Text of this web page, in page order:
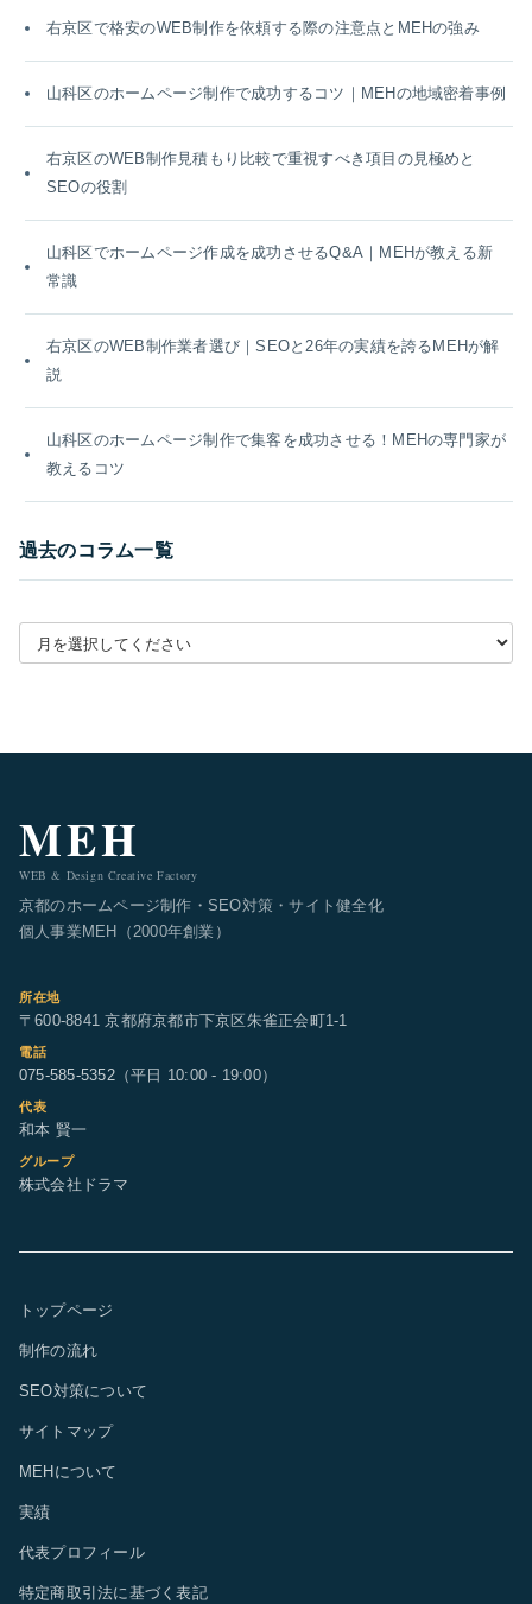
右京区で格安のWEB制作を依頼する際の注意点とMEHの強み
山科区のホームページ制作で成功するコツ｜MEHの地域密着事例
右京区のWEB制作見積もり比較で重視すべき項目の見極めと
SEOの役割
山科区でホームページ作成を成功させるQ&A｜MEHが教える新
常識
右京区のWEB制作業者選び｜SEOと26年の実績を誇るMEHが解
説
山科区のホームページ制作で集客を成功させる！MEHの専門家が
教えるコツ
過去のコラム一覧
月別アーカイブを選択
MEH
WEB & Design Creative Factory
京都のホームページ制作・SEO対策・サイト健全化
個人事業MEH（2000年創業）
所在地
〒600-8841 京都府京都市下京区朱雀正会町1-1
電話
075-585-5352（平日 10:00 - 19:00）
代表
和本 賢一
グループ
株式会社ドラマ
トップページ
制作の流れ
SEO対策について
サイトマップ
MEHについて
実績
代表プロフィール
特定商取引法に基づく表記